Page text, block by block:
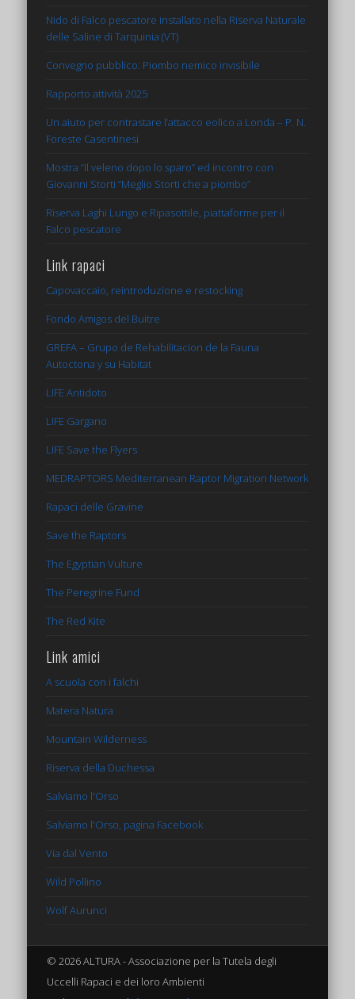
Nido di Falco pescatore installato nella Riserva Naturale
delle Saline di Tarquinia (VT)
Convegno pubblico: Piombo nemico invisibile
Rapporto attività 2025
Un aiuto per contrastare l’attacco eolico a Londa – P. N.
Foreste Casentinesi
Mostra “Il veleno dopo lo sparo” ed incontro con
Giovanni Storti “Meglio Storti che a piombo”
Riserva Laghi Lungo e Ripasottile, piattaforme per il
Falco pescatore
Link rapaci
Capovaccaio, reintroduzione e restocking
Fondo Amigos del Buitre
GREFA – Grupo de Rehabilitacion de la Fauna
Autoctona y su Habitat
LIFE Antidoto
LIFE Gargano
LIFE Save the Flyers
MEDRAPTORS Mediterranean Raptor Migration Network
Rapaci delle Gravine
Save the Raptors
The Egyptian Vulture
The Peregrine Fund
The Red Kite
Link amici
A scuola con i falchi
Matera Natura
Mountain Wilderness
Riserva della Duchessa
Salviamo l'Orso
Salviamo l'Orso, pagina Facebook
Via dal Vento
Wild Pollino
Wolf Aurunci
© 2026 ALTURA - Associazione per la Tutela degli
Uccelli Rapaci e dei loro Ambienti